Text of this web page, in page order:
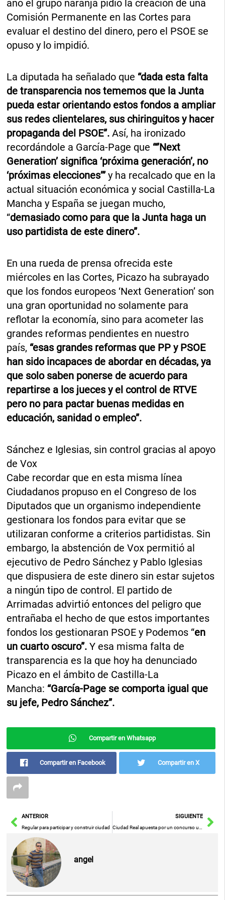
año el grupo naranja pidió la creación de una
Comisión Permanente en las Cortes para
evaluar el destino del dinero, pero el PSOE se
opuso y lo impidió.
La diputada ha señalado que “dada esta falta
de transparencia nos tememos que la Junta
pueda estar orientando estos fondos a ampliar
sus redes clientelares, sus chiringuitos y hacer
propaganda del PSOE”. Así, ha ironizado
recordándole a García-Page que “‘’Next
Generation’ significa ‘próxima generación’, no
‘próximas elecciones’”y ha recalcado que en la
actual situación económica y social Castilla-La
Mancha y España se juegan mucho,
“demasiado como para que la Junta haga un
uso partidista de este dinero”.
En una rueda de prensa ofrecida este
miércoles en las Cortes, Picazo ha subrayado
que los fondos europeos ‘Next Generation’ son
una gran oportunidad no solamente para
reflotar la economía, sino para acometer las
grandes reformas pendientes en nuestro
país, “esas grandes reformas que PP y PSOE
han sido incapaces de abordar en décadas, ya
que solo saben ponerse de acuerdo para
repartirse a los jueces y el control de RTVE
pero no para pactar buenas medidas en
educación, sanidad o empleo”.
Sánchez e Iglesias, sin control gracias al apoyo
de Vox
Cabe recordar que en esta misma línea
Ciudadanos propuso en el Congreso de los
Diputados que un organismo independiente
gestionara los fondos para evitar que se
utilizaran conforme a criterios partidistas. Sin
embargo, la abstención de Vox permitió al
ejecutivo de Pedro Sánchez y Pablo Iglesias
que dispusiera de este dinero sin estar sujetos
a ningún tipo de control. El partido de
Arrimadas advirtió entonces del peligro que
entrañaba el hecho de que estos importantes
fondos los gestionaran PSOE y Podemos “en
un cuarto oscuro”. Y esa misma falta de
transparencia es la que hoy ha denunciado
Picazo en el ámbito de Castilla-La
Mancha: “García-Page se comporta igual que
su jefe, Pedro Sánchez”.
Compartir en Whatsapp
Compartir en Facebook Compartir en X
AntANTERIOR
Regular para participar y construir ciudad
SIGUIENTE
angel